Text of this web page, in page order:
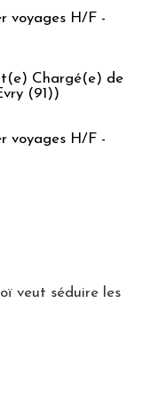
voyages H/F -
Chargé(e) de
(91))
voyages H/F -
veut séduire les